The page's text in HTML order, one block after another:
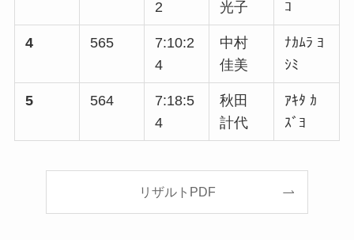
2
光子
ｺ
4 565
7:10:2
4
中村
佳美
ﾅｶﾑﾗ ﾖ
ｼﾐ
5 564
7:18:5
4
秋田
計代
ｱｷﾀ ｶ
ｽﾞﾖ
リザルトPDF